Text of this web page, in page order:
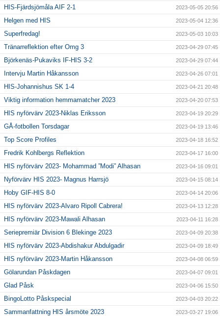
HIS-Fjärdsjömåla AIF 2-1 2023-05-05 20:56
Helgen med HIS 2023-05-04 12:36
Superfredag! 2023-05-03 10:03
Tränarreflektion efter Omg 3 2023-04-29 07:45
Björkenäs-Pukaviks IF-HIS 3-2 2023-04-29 07:44
Intervju Martin Håkansson 2023-04-26 07:01
HIS-Johannishus SK 1-4 2023-04-21 20:48
Viktig information hemmamatcher 2023 2023-04-20 07:53
HIS nyförvärv 2023-Niklas Eriksson 2023-04-19 20:29
GÅ-fotbollen Torsdagar 2023-04-19 13:46
Top Score Profiles 2023-04-18 16:52
Fredrik Kohlbergs Reflektion 2023-04-17 16:00
HIS nyförvärv 2023- Mohammad ”Modi” Alhasan 2023-04-16 09:01
Nyförvärv HIS 2023- Magnus Harrsjö 2023-04-15 08:14
Hoby GIF-HIS 8-0 2023-04-14 20:06
HIS nyförvärv 2023-Alvaro Ripoll Cabrera! 2023-04-13 12:28
HIS nyförvärv 2023-Mawali Alhasan 2023-04-11 16:28
Seriepremiär Division 6 Blekinge 2023 2023-04-09 20:38
HIS nyförvärv 2023-Abdishakur Abdulgadir 2023-04-09 18:49
HIS nyförvärv 2023-Martin Håkansson 2023-04-08 06:59
Gölarundan Påskdagen 2023-04-07 09:01
Glad Påsk 2023-04-06 15:50
BingoLotto Påskspecial 2023-04-03 20:22
Sammanfattning HIS årsmöte 2023 2023-03-27 19:06